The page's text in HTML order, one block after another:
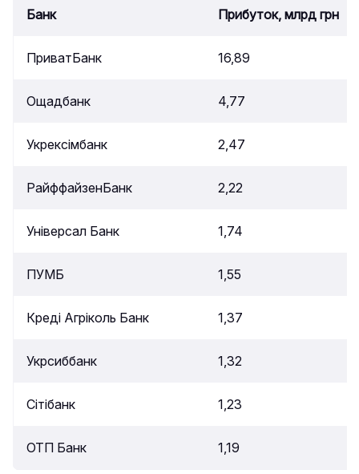
Банк Прибуток, млрд грн
ПриватБанк 16,89
Ощадбанк 4,77
Укрексімбанк 2,47
РайффайзенБанк 2,22
Універсал Банк 1,74
ПУМБ 1,55
Креді Агріколь Банк 1,37
Укрсиббанк 1,32
Сітібанк 1,23
ОТП Банк 1,19